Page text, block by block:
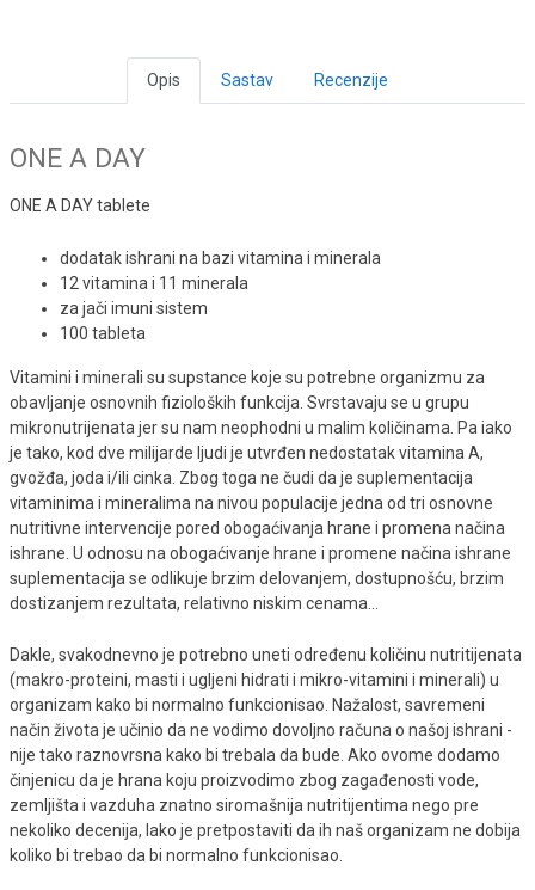
Opis Sastav Recenzije
ONE A DAY
ONE A DAY tablete
dodatak ishrani na bazi vitamina i minerala
12 vitamina i 11 minerala
za jači imuni sistem
100 tableta
Vitamini i minerali su supstance koje su potrebne organizmu za
obavljanje osnovnih fizioloških funkcija. Svrstavaju se u grupu
mikronutrijenata jer su nam neophodni u malim količinama. Pa iako
je tako, kod dve milijarde ljudi je utvrđen nedostatak vitamina A,
gvožđa, joda i/ili cinka. Zbog toga ne čudi da je suplementacija
vitaminima i mineralima na nivou populacije jedna od tri osnovne
nutritivne intervencije pored obogaćivanja hrane i promena načina
ishrane. U odnosu na obogaćivanje hrane i promene načina ishrane
suplementacija se odlikuje brzim delovanjem, dostupnošću, brzim
dostizanjem rezultata, relativno niskim cenama...
Dakle, svakodnevno je potrebno uneti određenu količinu nutritijenata
(makro-proteini, masti i ugljeni hidrati i mikro-vitamini i minerali) u
organizam kako bi normalno funkcionisao. Nažalost, savremeni
način života je učinio da ne vodimo dovoljno računa o našoj ishrani -
nije tako raznovrsna kako bi trebala da bude. Ako ovome dodamo
činjenicu da je hrana koju proizvodimo zbog zagađenosti vode,
zemljišta i vazduha znatno siromašnija nutritijentima nego pre
nekoliko decenija, lako je pretpostaviti da ih naš organizam ne dobija
koliko bi trebao da bi normalno funkcionisao.